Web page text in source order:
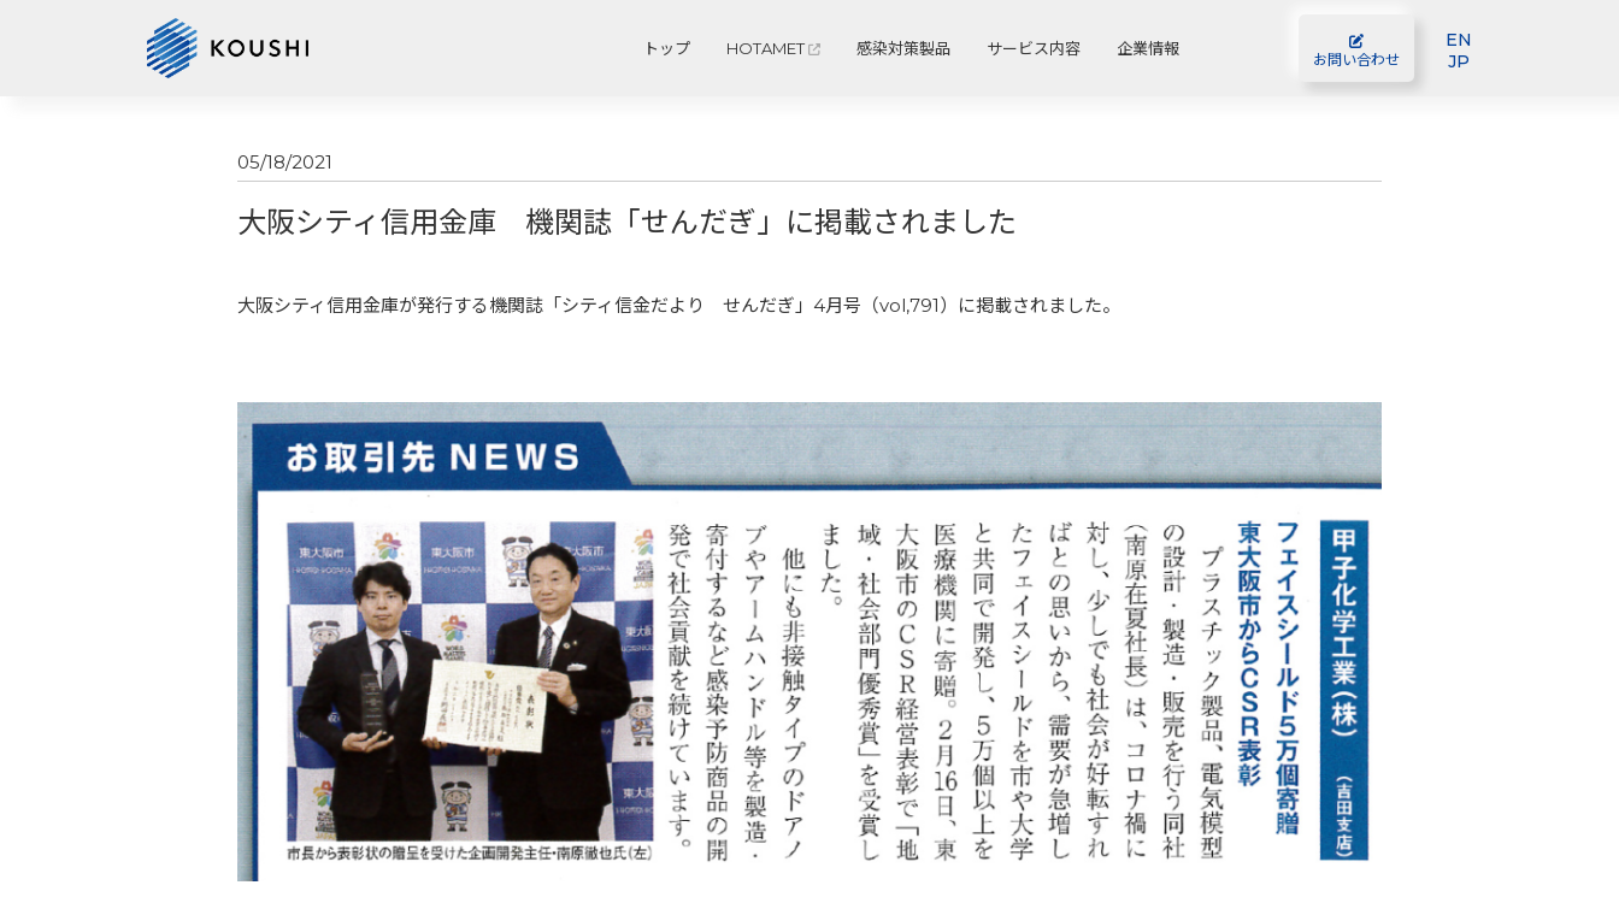
トップ HOTAMET 感染対策製品 サービス内容 企業情報
お問い合わせ
EN
JP
05/18/2021
大阪シティ信用金庫 機関誌「せんだぎ」に掲載されました
大阪シティ信用金庫が発行する機関誌「シティ信金だより せんだぎ」4月号（vol,791）に掲載されました。